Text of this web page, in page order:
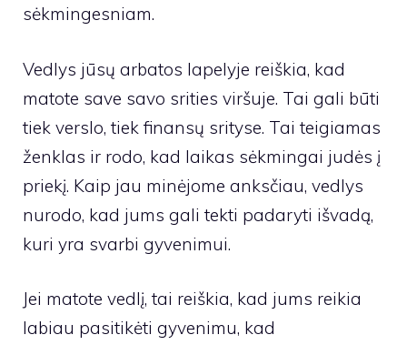
sėkmingesniam.
Vedlys jūsų arbatos lapelyje reiškia, kad
matote save savo srities viršuje. Tai gali būti
tiek verslo, tiek finansų srityse. Tai teigiamas
ženklas ir rodo, kad laikas sėkmingai judės į
priekį. Kaip jau minėjome anksčiau, vedlys
nurodo, kad jums gali tekti padaryti išvadą,
kuri yra svarbi gyvenimui.
Jei matote vedlį, tai reiškia, kad jums reikia
labiau pasitikėti gyvenimu, kad